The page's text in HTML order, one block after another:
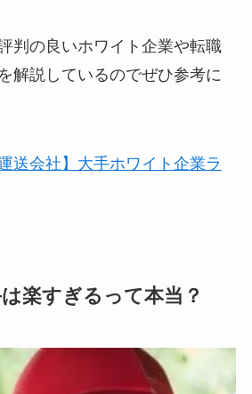
判の良いホワイト企業や転職
解説しているのでぜひ参考に
送会社】大手ホワイト企業ラ
楽すぎるって本当？